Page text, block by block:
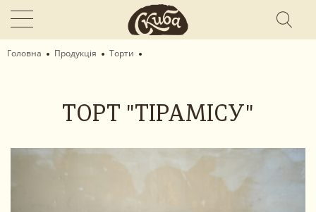
Головна Продукція Торти
ТОРТ "ТІРАМІСУ"